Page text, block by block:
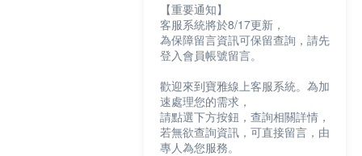
【重要通知】
客服系統將於8/17更新，
為保障留言資訊可保留查詢，請先
登入會員帳號留言。
歡迎來到寶雅線上客服系統。為加
速處理您的需求，
請點選下方按鈕，查詢相關詳情，
若無欲查詢資訊，可直接留言，由
專人為您服務。